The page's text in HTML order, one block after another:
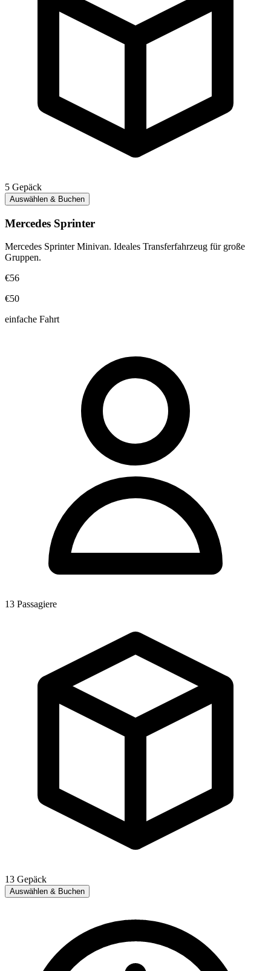
5 Gepäck
Auswählen & Buchen
Mercedes Sprinter
Mercedes Sprinter Minivan. Ideales Transferfahrzeug für große
Gruppen.
€56
€50
einfache Fahrt
13 Passagiere
13 Gepäck
Auswählen & Buchen